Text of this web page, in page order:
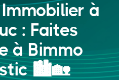
à
: Faites
à Bimmo
🏙️🏡